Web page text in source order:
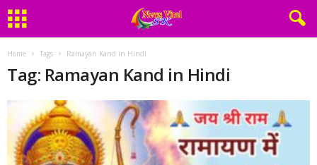
Home Tags Ramayan Kand in Hindi
Tag: Ramayan Kand in Hindi